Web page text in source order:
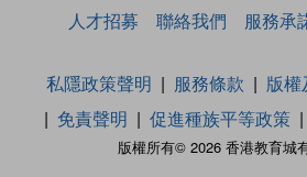
人才招募
聯絡我們 服務承
版權所有© 2026 香港教育城
私隱政策聲明 服務條款
版
免責聲明
促進種族平等政策